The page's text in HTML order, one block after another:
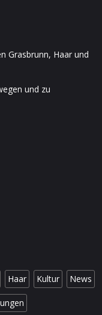
Grasbrunn, Haar und
und zu
Haar Kultur News